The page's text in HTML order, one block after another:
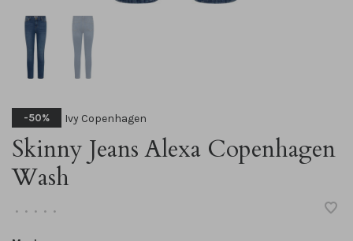
-50% Ivy Copenhagen
Skinny Jeans Alexa Copenhagen
Wash
• • • • •